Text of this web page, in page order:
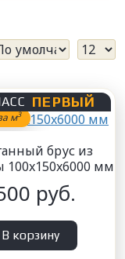
м3
ПЕРВЫЙ
брус из
100x150x6000 мм
руб.
В корзину